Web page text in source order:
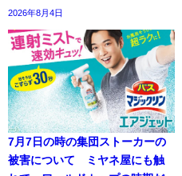
2026年8月4日
7月7日の時の集団ストーカーの
被害について ミヤネ屋にも触